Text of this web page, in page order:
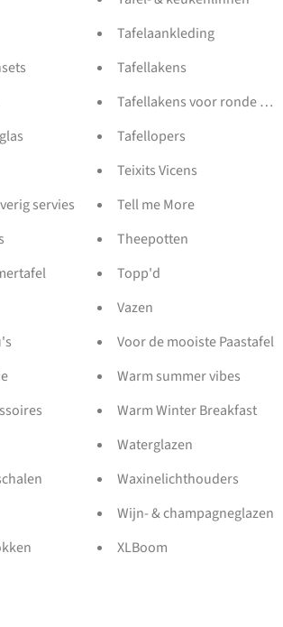
servies
Tafelaankleding
Tafellakens
Tafellakens voor ronde
Tafellopers
Teixits Vicens
Tell me More
Theepotten
Topp'd
Vazen
Voor de mooiste Paastafel
Warm summer vibes
Warm Winter Breakfast
Waterglazen
Waxinelichthouders
Wijn- & champagneglazen
XLBoom